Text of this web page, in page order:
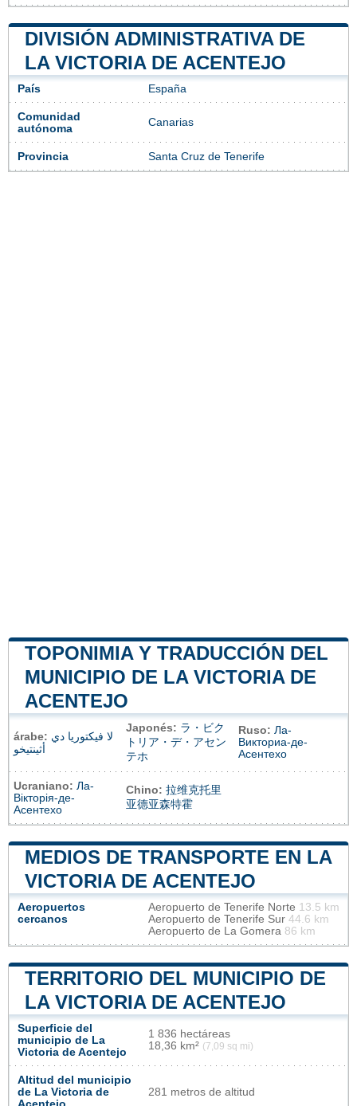
DIVISIÓN ADMINISTRATIVA DE
LA VICTORIA DE ACENTEJO
País España
Comunidad
autónoma
Canarias
Provincia Santa Cruz de Tenerife
TOPONIMIA Y TRADUCCIÓN DEL
MUNICIPIO DE LA VICTORIA DE
ACENTEJO
árabe: لا فيكتوريا دي
أثينتيخو
Japonés: ラ・ビク
トリア・デ・アセン
テホ
Ruso: Ла-
Викториа-де-
Асентехо
Ucraniano: Ла-
Вікторія-де-
Асентехо
Chino: 拉维克托里
亚德亚森特霍
MEDIOS DE TRANSPORTE EN LA
VICTORIA DE ACENTEJO
Aeropuertos
cercanos
Aeropuerto de Tenerife Norte 13.5 km
Aeropuerto de Tenerife Sur 44.6 km
Aeropuerto de La Gomera 86 km
TERRITORIO DEL MUNICIPIO DE
LA VICTORIA DE ACENTEJO
Superficie del
municipio de La
Victoria de Acentejo
1 836 hectáreas
18,36 km² (7,09 sq mi)
Altitud del municipio
de La Victoria de
281 metros de altitud